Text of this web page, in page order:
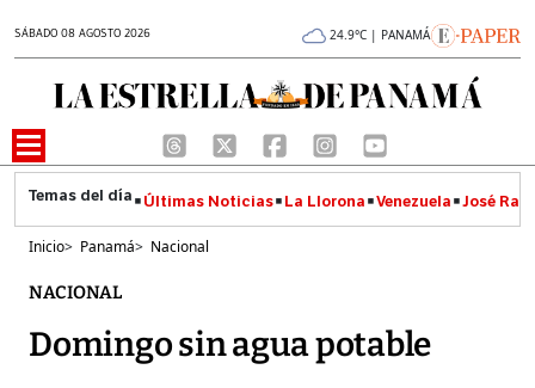
SÁBADO 08 AGOSTO 2026 24.9°C | PANAMÁ
Últimas Noticias La Llorona Venezuela José
Inicio> Panamá> Nacional
NACIONAL
Domingo sin agua potable